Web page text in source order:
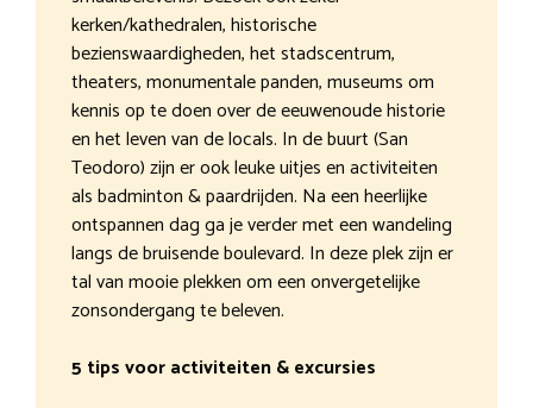
kerken/kathedralen, historische
bezienswaardigheden, het stadscentrum,
theaters, monumentale panden, museums om
kennis op te doen over de eeuwenoude historie
en het leven van de locals. In de buurt (San
Teodoro) zijn er ook leuke uitjes en activiteiten
als badminton & paardrijden. Na een heerlijke
ontspannen dag ga je verder met een wandeling
langs de bruisende boulevard. In deze plek zijn er
tal van mooie plekken om een onvergetelijke
zonsondergang te beleven.
5 tips voor activiteiten & excursies